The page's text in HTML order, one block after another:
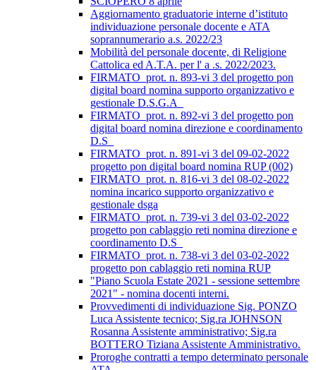
Aggiornamento graduatorie interne d’istituto
individuazione personale docente e ATA
soprannumerario a.s. 2022/23
Mobilità del personale docente, di Religione
Cattolica ed A.T.A. per l' a .s. 2022/2023.
FIRMATO_prot. n. 893-vi 3 del progetto pon
digital board nomina supporto organizzativo e
gestionale D.S.G.A_
FIRMATO_prot. n. 892-vi 3 del progetto pon
digital board nomina direzione e coordinamento
D.S_
FIRMATO_prot. n. 891-vi 3 del 09-02-2022
progetto pon digital board nomina RUP (002)
FIRMATO_prot. n. 816-vi 3 del 08-02-2022
nomina incarico supporto organizzativo e
gestionale dsga
FIRMATO_prot. n. 739-vi 3 del 03-02-2022
progetto pon cablaggio reti nomina direzione e
coordinamento D.S_
FIRMATO_prot. n. 738-vi 3 del 03-02-2022
progetto pon cablaggio reti nomina RUP
"Piano Scuola Estate 2021 - sessione settembre
2021" - nomina docenti interni.
Provvedimenti di individuazione Sig. PONZO
Luca Assistente tecnico; Sig.ra JOHNSON
Rosanna Assistente amministrativo; Sig.ra
BOTTERO Tiziana Assistente Amministrativo.
Proroghe contratti a tempo determinato personale